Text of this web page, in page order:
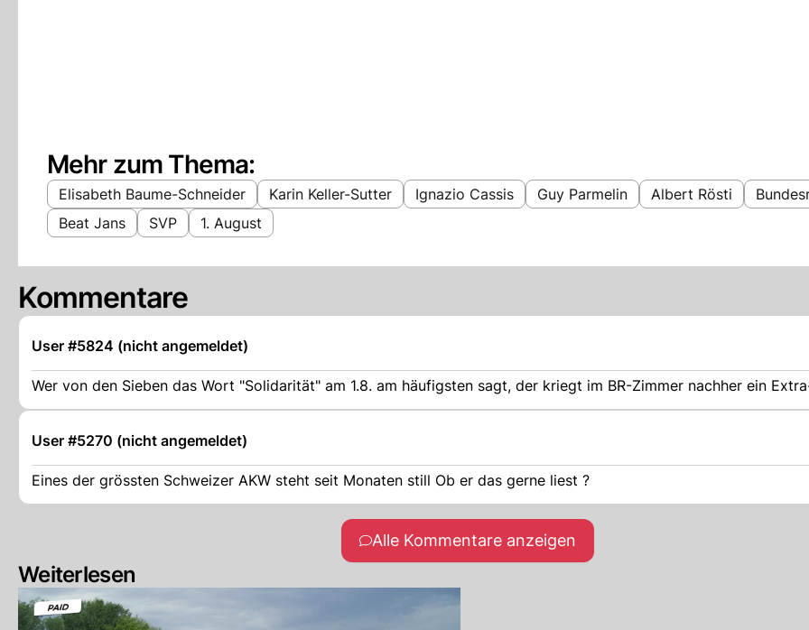
Mehr zum Thema:
Elisabeth Baume-Schneider Karin Keller-Sutter Ignazio Cassis Guy Parmelin Albert Rösti
Beat Jans
SVP 1. August
Kommentare
User #5824 (nicht angemeldet)
Wer von den Sieben das Wort "Solidarität" am 1.8. am häufigsten sagt, der kriegt im BR-Zimmer nachher ein
User #5270 (nicht angemeldet)
Eines der grössten Schweizer AKW steht seit Monaten still Ob er das gerne liest ?
Alle Kommentare anzeigen
Weiterlesen